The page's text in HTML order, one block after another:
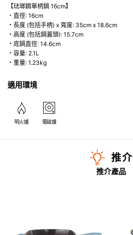
【琺瑯鋼單柄鍋 16cm】
・直徑: 16cm
・長度 (包括手柄) x 寬度: 35cm x 18.6cm
・高度 (包括鍋蓋頭): 15.7cm
・底鍋直徑: 14.6cm
・容量: 2.1L
・重量: 1.23kg
適用環境
明火爐 電磁爐
推介
推介產品